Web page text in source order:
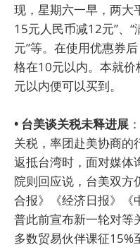
现，星期六一早，两大
15元人民币减12元”、
元”等。在使用优惠券
格在10元以内。本就价
元以内便可以买到。
• 台美谈关税未释进展
关税，率团赴美协商的
返抵台湾时，面对媒体
院则回应说，台美双方
合报》《经济日报》《
普此前宣布新一轮对等
多数贸易伙伴课征15%